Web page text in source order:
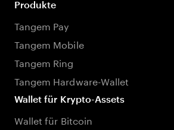
Produkte
Tangem Pay
Tangem Mobile
Tangem Ring
Tangem Hardware-Wallet
Wallet für Krypto-Assets
Wallet für Bitcoin